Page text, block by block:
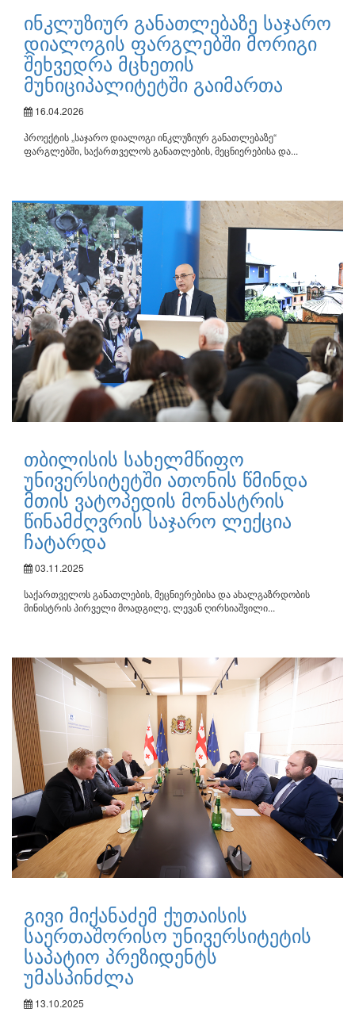
ინკლუზიურ განათლებაზე საჯარო
დიალოგის ფარგლებში მორიგი
შეხვედრა მცხეთის
მუნიციპალიტეტში გაიმართა
16.04.2026
პროექტის „საჯარო დიალოგი ინკლუზიურ განათლებაზე“
ფარგლებში, საქართველოს განათლების, მეცნიერებისა და...
თბილისის სახელმწიფო
უნივერსიტეტში ათონის წმინდა
მთის ვატოპედის მონასტრის
წინამძღვრის საჯარო ლექცია
ჩატარდა
03.11.2025
საქართველოს განათლების, მეცნიერებისა და ახალგაზრდობის
მინისტრის პირველი მოადგილე, ლევან ღირსიაშვილი...
გივი მიქანაძემ ქუთაისის
საერთაშორისო უნივერსიტეტის
საპატიო პრეზიდენტს
უმასპინძლა
13.10.2025